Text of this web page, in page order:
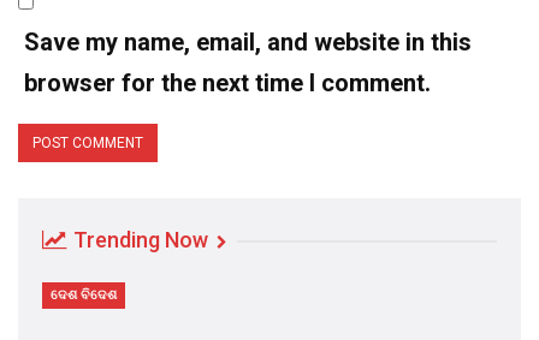
Save my name, email, and website in this
browser for the next time I comment.
Trending Now
ଦେଶ ବିଦେଶ